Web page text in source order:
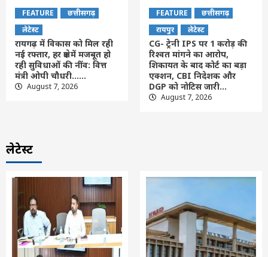
FEATURE
छत्तीसगढ़
लेटेस्ट
रायगढ़ में विकास को मिल रही
नई रफ्तार, हर क्षेत्र में मजबूत हो
रही सुविधाओं की नींव: वित्त
मंत्री ओपी चौधरी……
August 7, 2026
FEATURE
छत्तीसगढ़
रायपुर
लेटेस्ट
CG- ट्रेनी IPS पर 1 करोड़ की
रिश्वत मांगने का आरोप,
शिकायत के बाद कोर्ट का बड़ा
एक्शन, CBI निदेशक और
DGP को नोटिस जारी…
August 7, 2026
लेटेस्ट